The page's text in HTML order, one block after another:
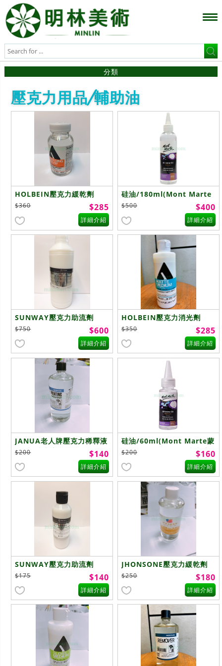
分類
壓克力用品/輔助油
HOLBEIN壓克力緩乾劑
$360 $285
詳細介紹
硅油/180ml(Mont Marte
蒙馬特Silicone Oil壓克力
流動助劑)
$500 $400
詳細介紹
SUNWAY壓克力助流劑
1000ml
$750 $600
詳細介紹
HOLBEIN壓克力消光劑
$350 $285
詳細介紹
JANUA老人牌壓克力稀釋液
(描畫.噴畫專用)
$200 $140
詳細介紹
硅油/60ml(Mont Marte蒙
馬特Silicone Oil壓克力流
動助劑)
$200 $160
詳細介紹
SUNWAY壓克力助流劑
236ml
$175 $140
詳細介紹
JHONSONE壓克力緩乾劑
(200ml)
$250 $180
詳細介紹